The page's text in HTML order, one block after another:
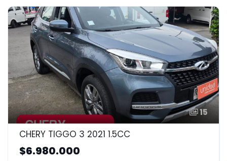
15
CHERY TIGGO 3 2021 1.5CC
$6.980.000